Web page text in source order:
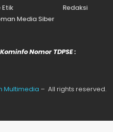
Etik
Redaksi
Media Siber
Nomor TDPSE :
Multimedia – All rights reserved.